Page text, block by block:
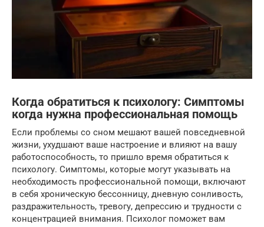
Когда обратиться к психологу: Симптомы
когда нужна профессиональная помощь
Если проблемы со сном мешают вашей повседневной
жизни, ухудшают ваше настроение и влияют на вашу
работоспособность, то пришло время обратиться к
психологу. Симптомы, которые могут указывать на
необходимость профессиональной помощи, включают
в себя хроническую бессонницу, дневную сонливость,
раздражительность, тревогу, депрессию и трудности с
концентрацией внимания. Психолог поможет вам